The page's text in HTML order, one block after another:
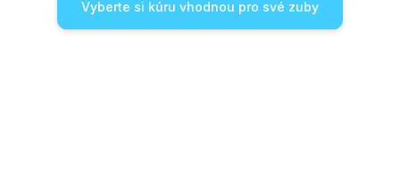
Vyberte si kúru vhodnou pro své zuby